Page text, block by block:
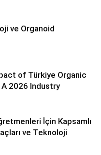
ve Organoid
of Türkiye Organic
2026 Industry
İçin Kapsamlı
ve Teknoloji